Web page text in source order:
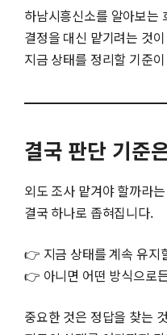
하남시흥신소를 알아보는
결정을 대신 맡기려는 것
지금 상태를 정리할 기준
결국 판단 기준
외도 조사 맡겨야 할까라
결국 하나로 좁혀집니다.
👉 지금 상태를 계속 유지
👉 아니면 어떤 방식으로
중요한 것은 정답을 찾는